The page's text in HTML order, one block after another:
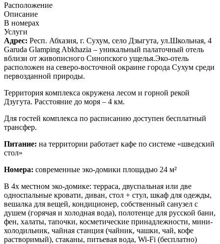
Расположение
Описание
В номерах
Услуги
Адрес: Респ. Абхазия, г. Сухум, cело Дзыгута, ул.Школьная, 4
Garuda Glamping Abkhazia – уникальный палаточный отель
вблизи от живописного Синопского ущелья.Эко-отель
расположен на северо-восточной окраине города Сухум среди
первозданной природы.
Территория комплекса окружена лесом и горной рекой
Дзугута. Расстояние до моря – 4 км.
Для гостей комплекса по расписанию доступен бесплатный
трансфер.
Питание: на территории работает кафе по системе «шведский
стол»
Номера: современные эко-домики площадью 24 м²
В 4х местном эко-домике: терраса, двуспальная или две
односпальные кровати, диван, стол + стул, шкаф для одежды,
вешалка для вещей, кондиционер, собственный санузел с
душем (горячая и холодная вода), полотенце для русской бани,
фен, халаты, тапочки, косметические принадлежности, мини-
холодильник, чайная станция (чайник, чашки, чай, кофе
растворимый), стаканы, питьевая вода, Wi-Fi (бесплатно)